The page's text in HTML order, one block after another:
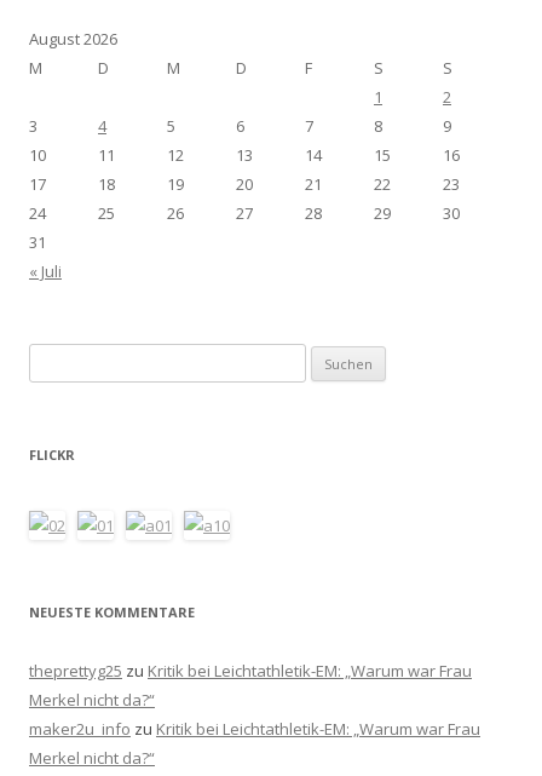
August 2026
M
D M D F S
S
1
2
3
4 5 6 7 8
9
10
11 12 13 14 15
16
17
18 19 20 21 22
23
24
25 26 27 28 29
30
31
« Juli
nach:
FLICKR
NEUESTE KOMMENTARE
theprettyg25 zu Kritik bei Leichtathletik-EM: „Warum war Frau
Merkel nicht da?“
maker2u_info zu Kritik bei Leichtathletik-EM: „Warum war Frau
Merkel nicht da?“